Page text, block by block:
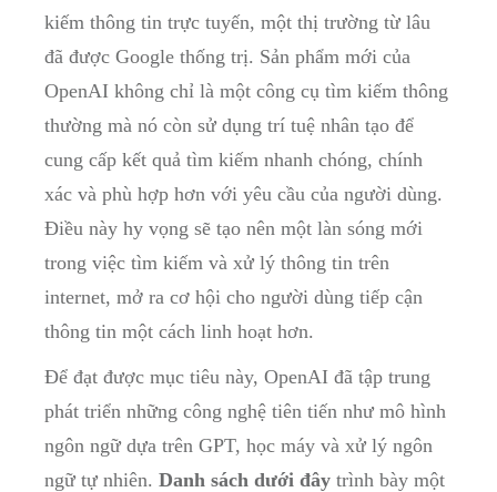
kiếm thông tin trực tuyến, một thị trường từ lâu
đã được Google thống trị. Sản phẩm mới của
OpenAI không chỉ là một công cụ tìm kiếm thông
thường mà nó còn sử dụng trí tuệ nhân tạo để
cung cấp kết quả tìm kiếm nhanh chóng, chính
xác và phù hợp hơn với yêu cầu của người dùng.
Điều này hy vọng sẽ tạo nên một làn sóng mới
trong việc tìm kiếm và xử lý thông tin trên
internet, mở ra cơ hội cho người dùng tiếp cận
thông tin một cách linh hoạt hơn.
Để đạt được mục tiêu này, OpenAI đã tập trung
phát triển những công nghệ tiên tiến như mô hình
ngôn ngữ dựa trên GPT, học máy và xử lý ngôn
ngữ tự nhiên. Danh sách dưới đây trình bày một